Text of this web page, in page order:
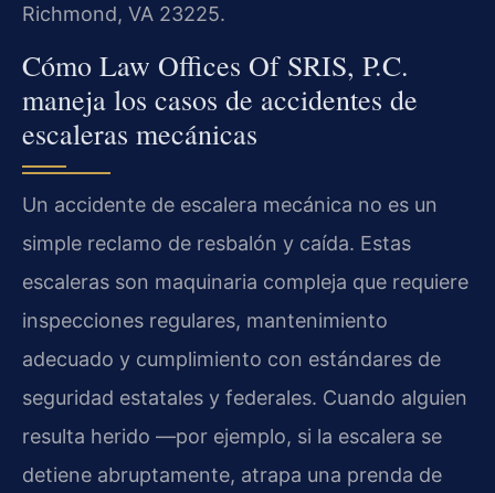
Richmond, VA 23225.
Cómo Law Offices Of SRIS, P.C.
maneja los casos de accidentes de
escaleras mecánicas
Un accidente de escalera mecánica no es un
simple reclamo de resbalón y caída. Estas
escaleras son maquinaria compleja que requiere
inspecciones regulares, mantenimiento
adecuado y cumplimiento con estándares de
seguridad estatales y federales. Cuando alguien
resulta herido —por ejemplo, si la escalera se
detiene abruptamente, atrapa una prenda de